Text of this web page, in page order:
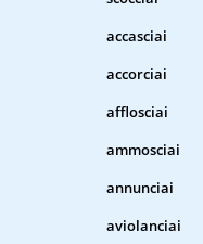
accasciai
accorciai
afflosciai
ammosciai
annunciai
aviolanciai